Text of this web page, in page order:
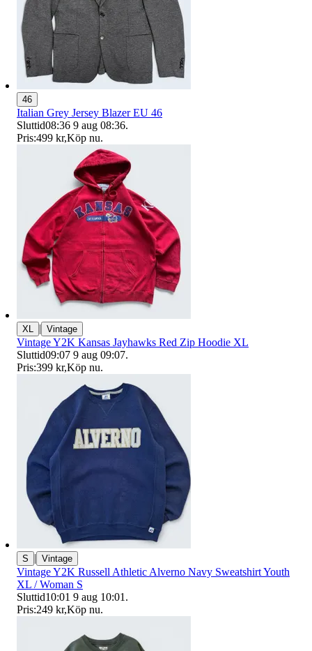
46
Italian Grey Jersey Blazer EU 46
Sluttid08:36 9 aug 08:36.
Pris:499 kr,Köp nu.
XL | Vintage
Vintage Y2K Kansas Jayhawks Red Zip Hoodie XL
Sluttid09:07 9 aug 09:07.
Pris:399 kr,Köp nu.
S | Vintage
Vintage Y2K Russell Athletic Alverno Navy Sweatshirt Youth
XL / Woman S
Sluttid10:01 9 aug 10:01 .
Pris:249 kr,Köp nu.